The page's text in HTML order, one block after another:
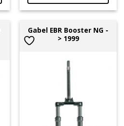
Gabel EBR Booster NG -
> 1999